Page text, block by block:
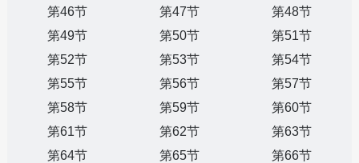
第46节
第47节
第48节
第49节
第50节
第51节
第52节
第53节
第54节
第55节
第56节
第57节
第58节
第59节
第60节
第61节
第62节
第63节
第64节
第65节
第66节